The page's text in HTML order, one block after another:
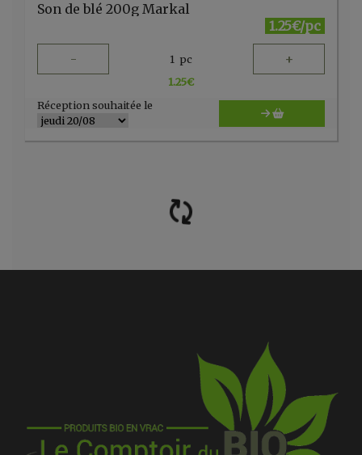
Son de blé 200g Markal
1.25€/pc
- 1 pc +
1.25€
Réception souhaitée le